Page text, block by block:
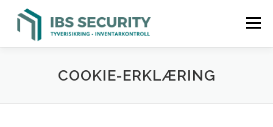
innhold
Meny
UTSTYRSDATABASE MERKING SKANNING
COOKIE-ERKLÆRING